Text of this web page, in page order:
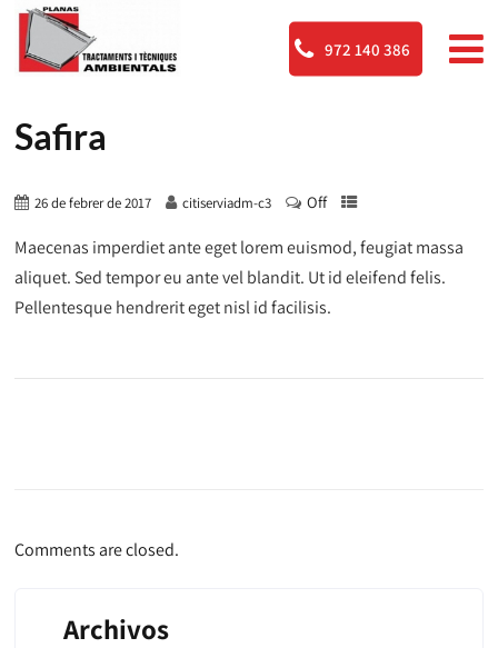
972 140 386
Safira
26 de febrer de 2017 citiserviadm-c3 Off
Maecenas imperdiet ante eget lorem euismod, feugiat massa
aliquet. Sed tempor eu ante vel blandit. Ut id eleifend felis.
Pellentesque hendrerit eget nisl id facilisis.
Comments are closed.
Archivos